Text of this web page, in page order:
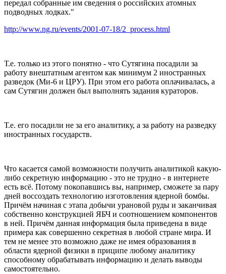
передал собранные им сведения о российских атомных
подводных лодках."
http://www.ng.ru/events/2001-07-18/2_process.html
Т.е. только из этого понятно - что Сутягина посадили за
работу внештатным агентом как минимум 2 иностранных
разведок (Ми-6 и ЦРУ). При этом его работа оплачивалась, а
сам Сутягин должен был выполнять задания кураторов.
Т.е. его посадили не за его аналитику, а за работу на разведку
иностранных государств.
Что касается самой возможности получить аналитикой какую-
либо секретную информацию - это не трудно - в интернете
есть всё. Потому покопавшись вы, например, сможете за пару
дней воссоздать технологию изготовления ядерной бомбы.
Причём начиная с этапа добычи урановой руды и заканчивая
собственно конструкцией ЯБЧ и соотношением компонентов
в ней. Причём данная информация была приведена в виде
примера как совершенно секретная в любой стране мира. И
тем не менее это возможно даже не имея образования в
области ядерной физики в приципе любому аналитику
способному обрабатывать информацию и делать выводы
самостоятельно.